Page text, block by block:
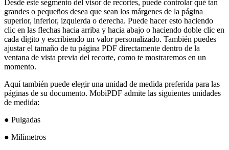
Desde este segmento del visor de recortes, puede controlar qué tan
grandes o pequeños desea que sean los márgenes de la página
superior, inferior, izquierda o derecha. Puede hacer esto haciendo
clic en las flechas hacia arriba y hacia abajo o haciendo doble clic en
cada dígito y escribiendo un valor personalizado. También puedes
ajustar el tamaño de tu página PDF directamente dentro de la
ventana de vista previa del recorte, como te mostraremos en un
momento.
Aquí también puede elegir una unidad de medida preferida para las
páginas de su documento. MobiPDF admite las siguientes unidades
de medida:
● Pulgadas
● Milímetros